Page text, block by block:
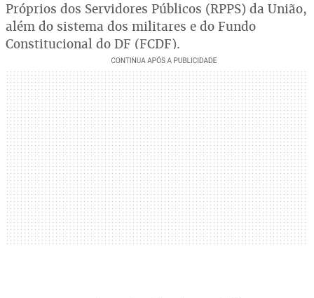
Próprios dos Servidores Públicos (RPPS) da União,
além do sistema dos militares e do Fundo
Constitucional do DF (FCDF).